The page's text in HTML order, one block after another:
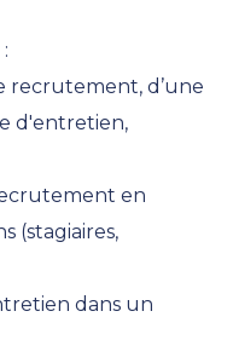
recrutement, d’une
d'entretien,
en
(stagiaires,
dans un